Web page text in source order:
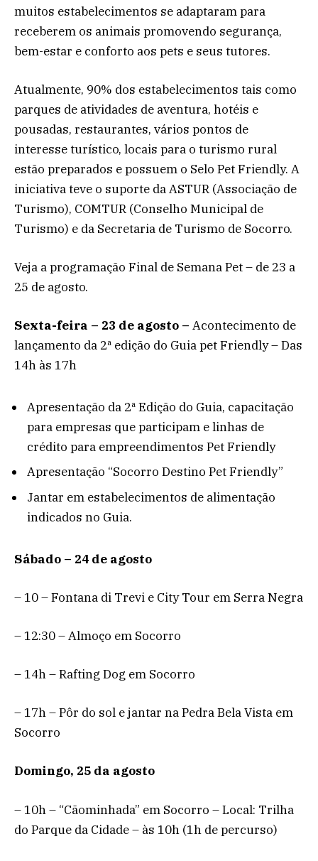
muitos estabelecimentos se adaptaram para
receberem os animais promovendo segurança,
bem-estar e conforto aos pets e seus tutores.
Atualmente, 90% dos estabelecimentos tais como
parques de atividades de aventura, hotéis e
pousadas, restaurantes, vários pontos de
interesse turístico, locais para o turismo rural
estão preparados e possuem o Selo Pet Friendly. A
iniciativa teve o suporte da ASTUR (Associação de
Turismo), COMTUR (Conselho Municipal de
Turismo) e da Secretaria de Turismo de Socorro.
Veja a programação Final de Semana Pet – de 23 a
25 de agosto.
Sexta-feira – 23 de agosto – Acontecimento de
lançamento da 2ª edição do Guia pet Friendly – Das
14h às 17h
Apresentação da 2ª Edição do Guia, capacitação
para empresas que participam e linhas de
crédito para empreendimentos Pet Friendly
Apresentação “Socorro Destino Pet Friendly”
Jantar em estabelecimentos de alimentação
indicados no Guia.
Sábado – 24 de agosto
– 10 – Fontana di Trevi e City Tour em Serra Negra
– 12:30 – Almoço em Socorro
– 14h – Rafting Dog em Socorro
– 17h – Pôr do sol e jantar na Pedra Bela Vista em
Socorro
Domingo, 25 da agosto
– 10h – “Cãominhada” em Socorro – Local: Trilha
do Parque da Cidade – às 10h (1h de percurso)